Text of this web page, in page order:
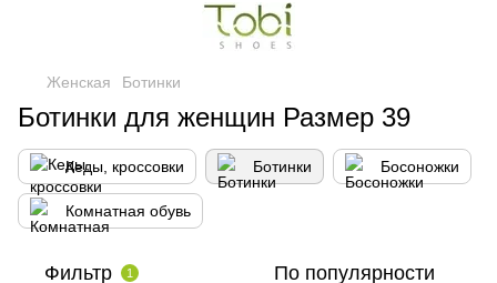
Женская Ботинки
Ботинки для женщин Размер 39
Кеды, кроссовки Ботинки Босоножки
Комнатная обувь
Фильтр 1 По популярности